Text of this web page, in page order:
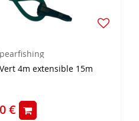
4m extensible 15m
€